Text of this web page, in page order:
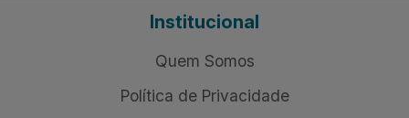
Institucional
Quem Somos
Política de Privacidade